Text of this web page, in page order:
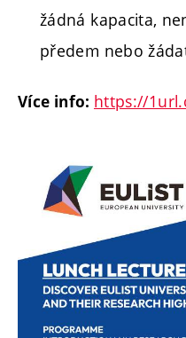
žádná kapacita,
předem nebo
Více info: https://